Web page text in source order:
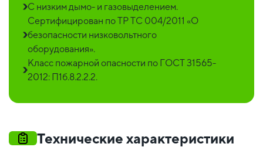
С низким дымо- и газовыделением.
Сертифицирован по ТР ТС 004/2011 «О
безопасности низковольтного
оборудования».
Класс пожарной опасности по ГОСТ 31565-
2012: П1б.8.2.2.2.
Технические характеристики